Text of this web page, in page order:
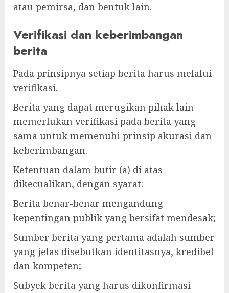
atau pemirsa, dan bentuk lain.
Verifikasi dan keberimbangan
berita
Pada prinsipnya setiap berita harus melalui
verifikasi.
Berita yang dapat merugikan pihak lain
memerlukan verifikasi pada berita yang
sama untuk memenuhi prinsip akurasi dan
keberimbangan.
Ketentuan dalam butir (a) di atas
dikecualikan, dengan syarat:
Berita benar-benar mengandung
kepentingan publik yang bersifat mendesak;
Sumber berita yang pertama adalah sumber
yang jelas disebutkan identitasnya, kredibel
dan kompeten;
Subyek berita yang harus dikonfirmasi